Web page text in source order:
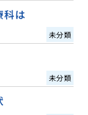
科は
未分類
未分類